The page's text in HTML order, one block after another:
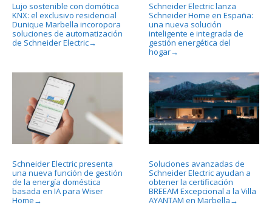
Lujo sostenible con domótica
KNX: el exclusivo residencial
Dunique Marbella incoropora
soluciones de automatización
de Schneider Electric→
Schneider Electric lanza
Schneider Home en España:
una nueva solución
inteligente e integrada de
gestión energética del
hogar→
Schneider Electric presenta
una nueva función de gestión
de la energía doméstica
basada en IA para Wiser
Home →
Soluciones avanzadas de
Schneider Electric ayudan a
obtener la certificación
BREEAM Excepcional a la Villa
AYANTAM en Marbella →